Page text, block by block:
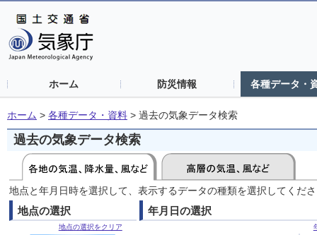
ホーム 防災情報 各種データ・
ホーム > 各種データ・資料 > 過去の気象データ検索
過去の気象データ検索
地点と年月日時を選択して、表示するデータの種類を選択してくだ
地点の選択
地点の選択をクリア
年月日の選択